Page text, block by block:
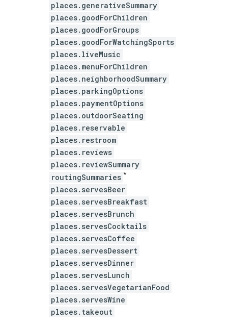
places.generativeSummary
places.goodForChildren
places.goodForGroups
places.goodForWatchingSports
places.liveMusic
places.menuForChildren
places.neighborhoodSummary
places.parkingOptions
places.paymentOptions
places.outdoorSeating
places.reservable
places.restroom
places.reviews
places.reviewSummary
routingSummaries *
places.servesBeer
places.servesBreakfast
places.servesBrunch
places.servesCocktails
places.servesCoffee
places.servesDessert
places.servesDinner
places.servesLunch
places.servesVegetarianFood
places.servesWine
places.takeout